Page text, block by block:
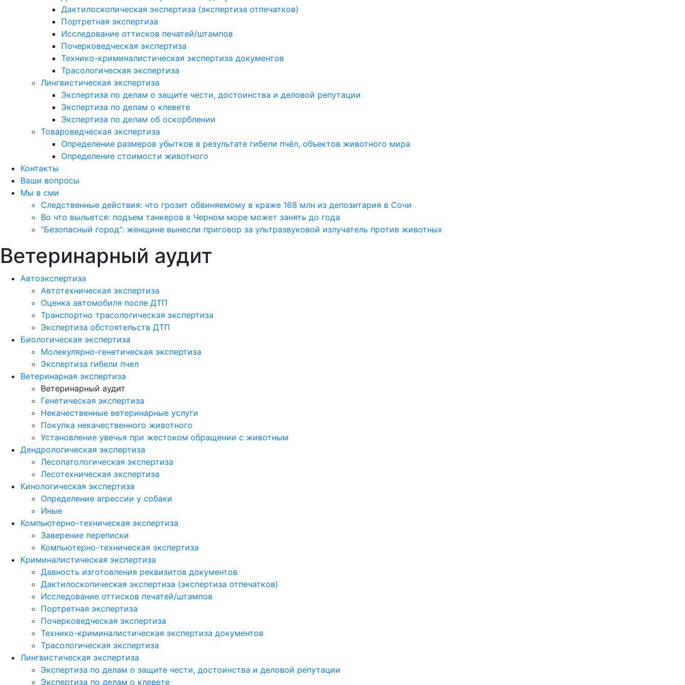
Дактилоскопическая экспертиза (экспертиза отпечатков)
Портретная экспертиза
Исследование оттисков печатей/штампов
Почерковедческая экспертиза
Технико-криминалистическая экспертиза документов
Трасологическая экспертиза
Лингвистическая экспертиза
Экспертиза по делам о защите чести, достоинства и деловой репутации
Экспертиза по делам о клевете
Экспертиза по делам об оскорблении
Товароведческая экспертиза
Определение размеров убытков в результате гибели пчёл, объектов животного мира
Определение стоимости животного
Контакты
Ваши вопросы
Мы в сми
Следственные действия: что грозит обвиняемому в краже 168 млн из депозитария в Сочи
Во что выльется: подъем танкеров в Черном море может занять до года
"Безопасный город": женщине вынесли приговор за ультразвуковой излучатель против животных
Ветеринарный аудит
Автоэкспертиза
Автотехническая экспертиза
Оценка автомобиля после ДТП
Транспортно трасологическая экспертиза
Экспертиза обстоятельств ДТП
Биологическая экспертиза
Молекулярно-генетическая экспертиза
Экспертиза гибели пчел
Ветеринарная экспертиза
Ветеринарный аудит
Генетическая экспертиза
Некачественные ветеринарные услуги
Покупка некачественного животного
Установление увечья при жестоком обращении с животным
Дендрологическая экспертиза
Лесопатологическая экспертиза
Лесотехническая экспертиза
Кинологическая экспертиза
Определение агрессии у собаки
Иные
Компьютерно-техническая экспертиза
Заверение переписки
Компьютерно-техническая экспертиза
Криминалистическая экспертиза
Давность изготовления реквизитов документов
Дактилоскопическая экспертиза (экспертиза отпечатков)
Исследование оттисков печатей/штампов
Портретная экспертиза
Почерковедческая экспертиза
Технико-криминалистическая экспертиза документов
Трасологическая экспертиза
Лингвистическая экспертиза
Экспертиза по делам о защите чести, достоинства и деловой репутации
Экспертиза по делам о клевете